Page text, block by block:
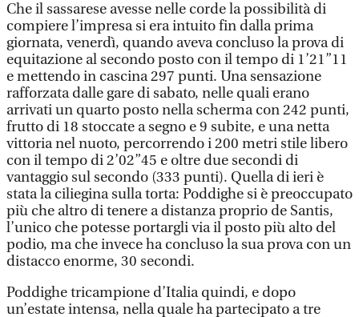
Che il sassarese avesse nelle corde la possibilità di
compiere l’impresa si era intuito fin dalla prima
giornata, venerdì, quando aveva concluso la prova di
equitazione al secondo posto con il tempo di 1’21”11
e mettendo in cascina 297 punti. Una sensazione
rafforzata dalle gare di sabato, nelle quali erano
arrivati un quarto posto nella scherma con 242 punti,
frutto di 18 stoccate a segno e 9 subite, e una netta
vittoria nel nuoto, percorrendo i 200 metri stile libero
con il tempo di 2’02”45 e oltre due secondi di
vantaggio sul secondo (333 punti). Quella di ieri è
stata la ciliegina sulla torta: Poddighe si è preoccupato
più che altro di tenere a distanza proprio de Santis,
l’unico che potesse portargli via il posto più alto del
podio, ma che invece ha concluso la sua prova con un
distacco enorme, 30 secondi.
Poddighe tricampione d’Italia quindi, e dopo
un’estate intensa, nella quale ha partecipato a tre